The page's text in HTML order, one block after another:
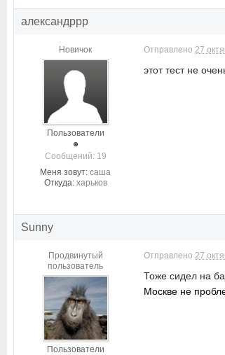
александррр
Новичок
Пользователи
Cообщений: 19
Меня зовут: саша
Откуда: харьков
Отправлено 27
этот тест не
Sunny
Продвинутый
пользователь
Пользователи
Отправлено 27
Тоже сидел на
Москве не